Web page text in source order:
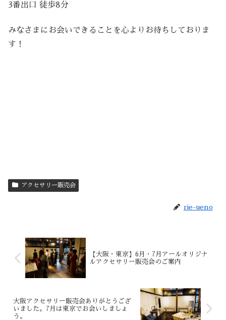
3番出口 徒歩8分
みなさまにお会いできることを心よりお待ちしておりま
す！
アクセサリー販売会
rie-ueno
【大阪・東京】6月・7月アールオリジナ
ルアクセサリー販売会のご案内
大阪アクセサリー販売会ありがとうござ
いました。7月は東京でお会いしましょ
う。